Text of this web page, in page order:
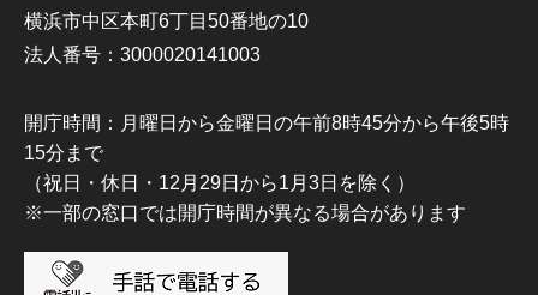
横浜市中区本町6丁目50番地の10
法人番号：3000020141003
開庁時間：月曜日から金曜日の午前8時45分から午後5時
15分まで
（祝日・休日・12月29日から1月3日を除く）
※一部の窓口では開庁時間が異なる場合があります